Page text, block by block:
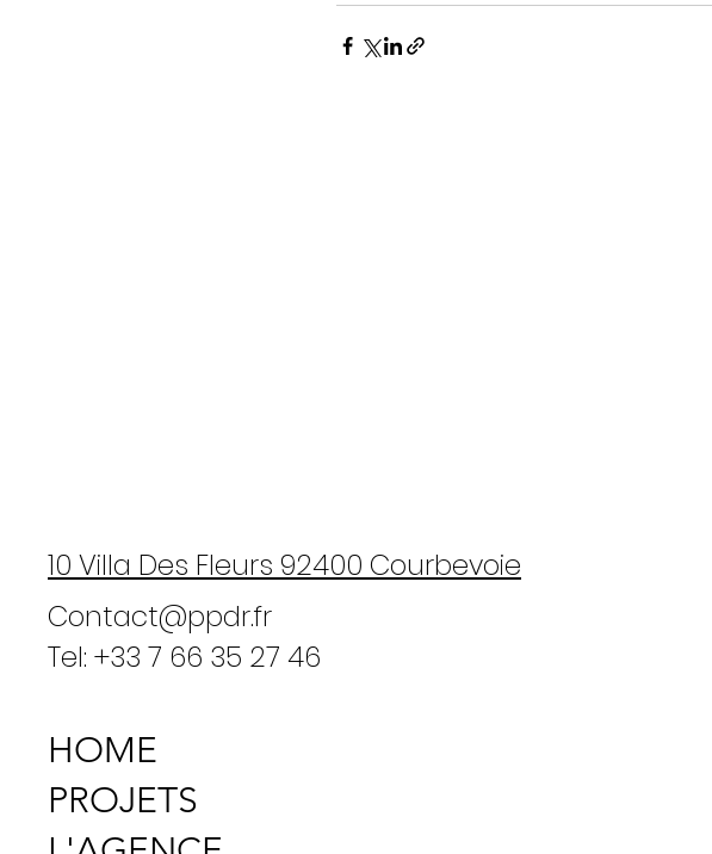
Contact@ppdr.fr
Tel: +33 7 66 35 27 46
10 Villa Des Fleurs 92400 Courbevoie
HOME
PROJETS